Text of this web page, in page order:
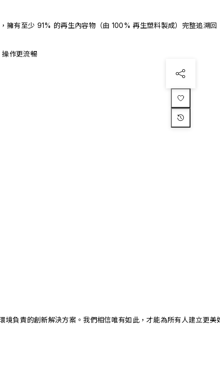
擁有至少 91% 的再生內容物（由 100% 再生塑料製成）完整追溯回
操作更流暢
負責的創新解決方案。我們相信唯有如此，才能為所有人建立更美